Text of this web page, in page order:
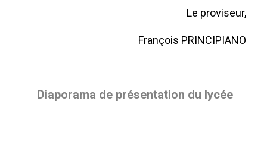
Le proviseur,
François PRINCIPIANO
Diaporama de présentation du lycée